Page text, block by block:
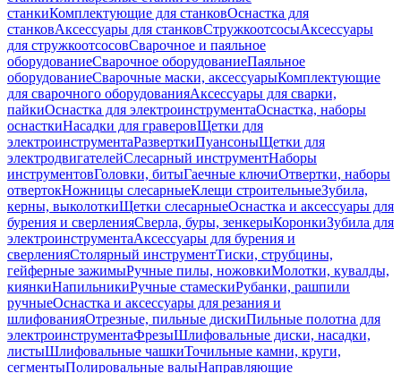
станкиКомплектующие для станковОснастка для
станковАксессуары для станковСтружкоотсосыАксессуары
для стружкоотсосовСварочное и паяльное
оборудованиеСварочное оборудованиеПаяльное
оборудованиеСварочные маски, аксессуарыКомплектующие
для сварочного оборудованияАксессуары для сварки,
пайкиОснастка для электроинструментаОснастка, наборы
оснасткиНасадки для граверовЩетки для
электроинструментаРазверткиПуансоныЩетки для
электродвигателейСлесарный инструментНаборы
инструментовГоловки, битыГаечные ключиОтвертки, наборы
отвертокНожницы слесарныеКлещи строительныеЗубила,
керны, выколоткиЩетки слесарныеОснастка и аксессуары для
бурения и сверленияСверла, буры, зенкерыКоронкиЗубила для
электроинструментаАксессуары для бурения и
сверленияСтолярный инструментТиски, струбцины,
гейферные зажимыРучные пилы, ножовкиМолотки, кувалды,
киянкиНапильникиРучные стамескиРубанки, рашпили
ручныеОснастка и аксессуары для резания и
шлифованияОтрезные, пильные дискиПильные полотна для
электроинструментаФрезыШлифовальные диски, насадки,
листыШлифовальные чашкиТочильные камни, круги,
сегментыПолировальные валыНаправляющие